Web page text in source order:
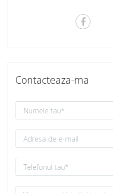
Contacteaza-ma